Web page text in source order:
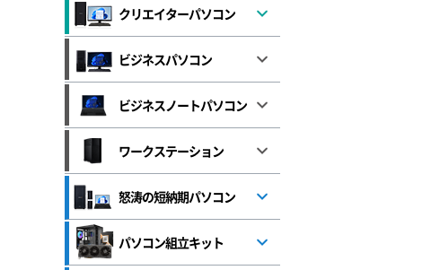
クリエイターパソコン
ビジネスパソコン
ビジネスノートパソコン
ワークステーション
怒涛の短納期パソコン
パソコン組立キット